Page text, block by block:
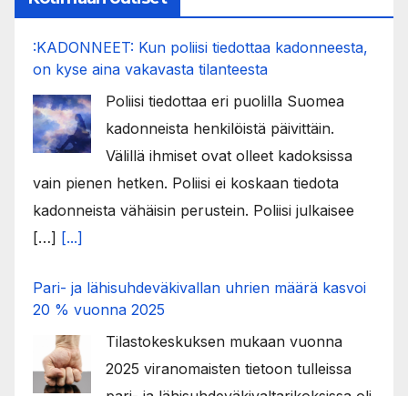
:KADONNEET: Kun poliisi tiedottaa kadonneesta,
on kyse aina vakavasta tilanteesta
Poliisi tiedottaa eri puolilla Suomea
kadonneista henkilöistä päivittäin.
Välillä ihmiset ovat olleet kadoksissa
vain pienen hetken. Poliisi ei koskaan tiedota
kadonneista vähäisin perustein. Poliisi julkaisee
[…] [...]
Pari- ja lähisuhdeväkivallan uhrien määrä kasvoi
20 % vuonna 2025
Tilastokeskuksen mukaan vuonna
2025 viranomaisten tietoon tulleissa